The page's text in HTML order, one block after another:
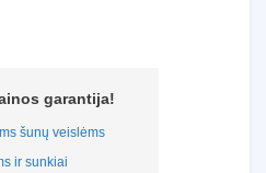
garantija!
šunų veislėms
ir sunkiai